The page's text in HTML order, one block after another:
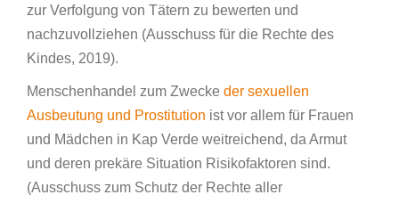
zur Verfolgung von Tätern zu bewerten und
nachzuvollziehen (Ausschuss für die Rechte des
Kindes, 2019).
Menschenhandel zum Zwecke der sexuellen
Ausbeutung und Prostitution ist vor allem für Frauen
und Mädchen in Kap Verde weitreichend, da Armut
und deren prekäre Situation Risikofaktoren sind.
(Ausschuss zum Schutz der Rechte aller